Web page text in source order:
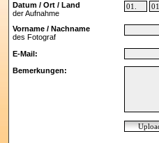
Datum / Ort / Land
der Aufnahme
Vorname / Nachname
des Fotograf
E-Mail:
Bemerkungen: